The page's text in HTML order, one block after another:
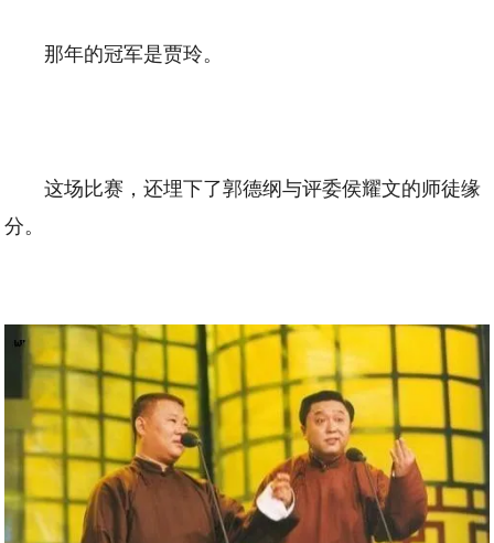
那年的冠军是贾玲。
这场比赛，还埋下了郭德纲与评委侯耀文的师徒缘
分。